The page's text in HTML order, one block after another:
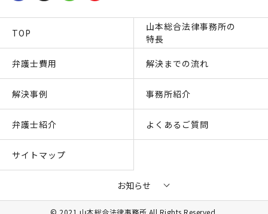
TOP
山本総合法律事務所の
特長
弁護士費用 解決までの流れ
解決事例 事務所紹介
弁護士紹介 よくあるご質問
サイトマップ
お知らせ